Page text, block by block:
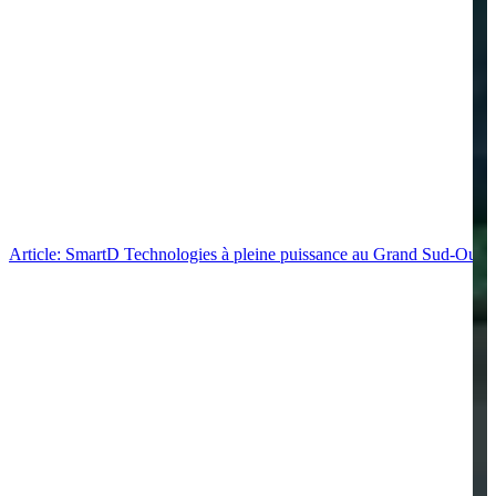
Article: SmartD Technologies à pleine puissance au Grand Sud-Ouest